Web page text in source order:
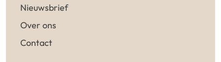
Nieuwsbrief
Over ons
Contact